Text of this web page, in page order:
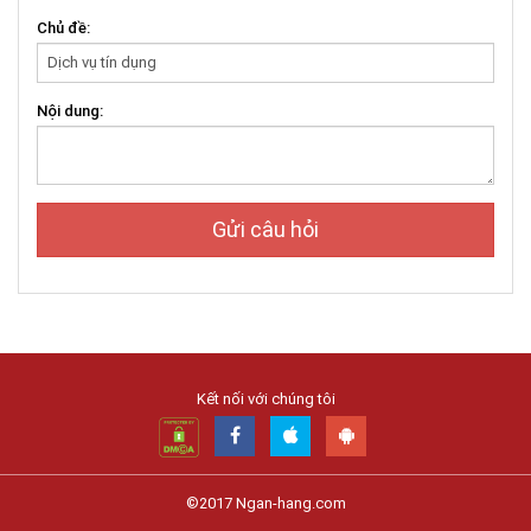
Chủ đề:
Nội dung:
Gửi câu hỏi
Kết nối với chúng tôi
©2017 Ngan-hang.com